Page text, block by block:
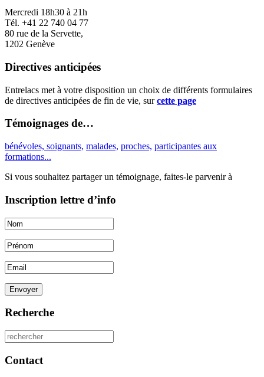
Mercredi 18h30 à 21h
Tél. +41 22 740 04 77
80 rue de la Servette,
1202 Genève
Directives anticipées
Entrelacs met à votre disposition un choix de différents formulaires
de directives anticipées de fin de vie, surcette page
Témoignages de…
bénévoles, soignants, malades, proches, participantes aux
formations...
Si vous souhaitez partager un témoignage, faites-le parvenir à
Inscription lettre d’info
Envoyer
Recherche
Contact